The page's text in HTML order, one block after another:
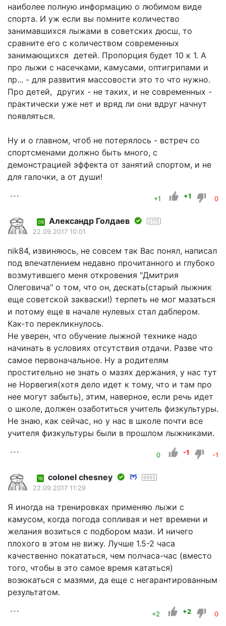
наиболее полную информацию о любимом виде
спорта. И уж если вы помните количество
занимавшихся лыжами в советских дюсш, то
сравните его с количеством современных
занимающихся детей. Пропорция будет 10 к 1. А
про лыжи с насечками, камусами, оптигрипами и
пр... - для развития массовости это то что нужно.
Про детей, других - не таких, и не современных -
практически уже нет и вряд ли они вдруг начнут
появляться.
Ну и о главном, чтоб не потерялось - встреч со
спортсменами должно быть много, с
демонстрацией эффекта от занятий спортом, и не
для галочки, а от души!
+1 +1 0
09 Александр Голдаев 2775
22.09.2017 10:01
nik84, извиняюсь, не совсем так Вас понял, написал
под впечатлением недавно прочитанного и глубоко
возмутившего меня откровения "Дмитрия
Олеговича" о том, что он, дескать(старый лыжник
еще советской закваски!) терпеть не мог мазаться
и потому еще в начале нулевых стал даблером.
Как-то перекликнулось.
Не уверен, что обучение лыжной технике надо
начинать в условиях отсутствия отдачи. Разве что
самое первоначальное. Ну а родителям
простительно не знать о мазях держания, у нас тут
не Норвегия(хотя дело идет к тому, что и там про
нее могут забыть), этим, наверное, если речь идет
о школе, должен озаботиться учитель физкультуры.
Не знаю, как сейчас, но у нас в школе почти все
учителя физкультуры были в прошлом лыжниками.
0 -1 -1
16 colonel chesney 6955
22.09.2017 11:29
Я иногда на тренировках применяю лыжи с
камусом, когда погода сопливая и нет времени и
желания возиться с подбором мази. И ничего
плохого в этом не вижу. Лучше 1.5-2 часа
качественно покататься, чем полчаса-час (вместо
того, чтобы в это самое время кататься)
возюкаться с мазями, да еще с негарантированным
результатом.
+2 +2 0